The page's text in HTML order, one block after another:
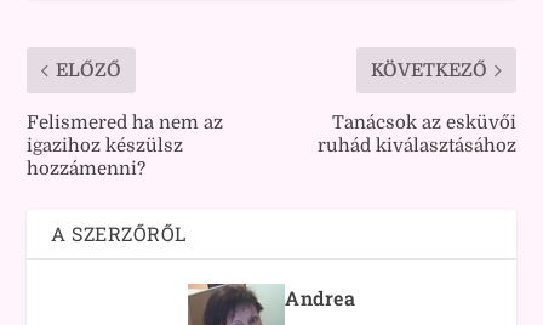
ELŐZŐ
Felismered ha nem az
igazihoz készülsz
hozzámenni?
KÖVETKEZŐ
Tanácsok az esküvői
ruhád kiválasztásához
A SZERZŐRŐL
Andrea